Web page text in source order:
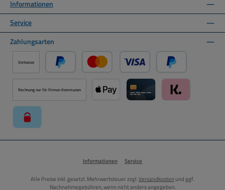
Informationen
Service
Zahlungsarten
Vorkasse
PayPal Kredit- oder Debitkarte über PayPal
Später Bezahlen
Rechnung nur für Firmen Kommunen
Informationen Service
Alle Preise inkl. gesetzl. Mehrwertsteuer zzgl.Versandkosten und ggf.
Nachnahmegebühren, wenn nicht anders angegeben.